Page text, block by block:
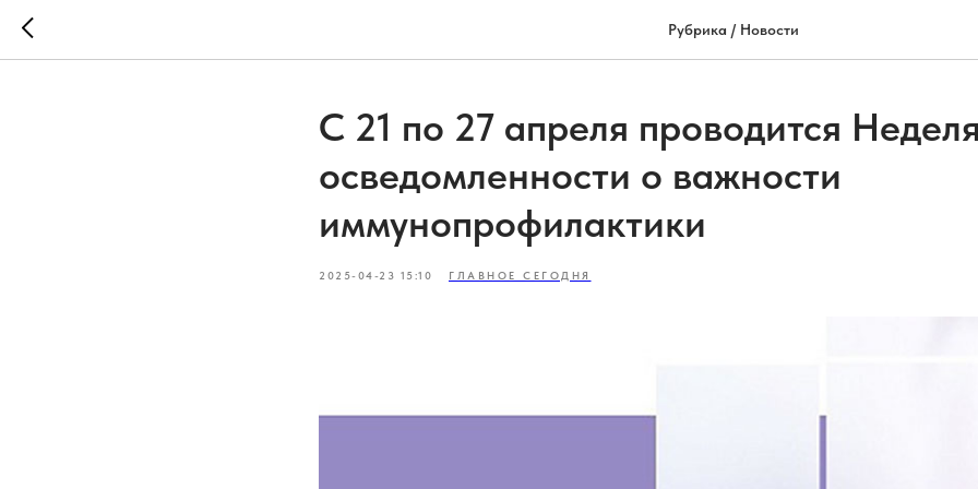
Рубрика / Новости
С 21 по 27 апреля проводится
осведомленности о важности
иммунопрофилактики
2025-04-23 15:10 ГЛАВНОЕ СЕГОДНЯ